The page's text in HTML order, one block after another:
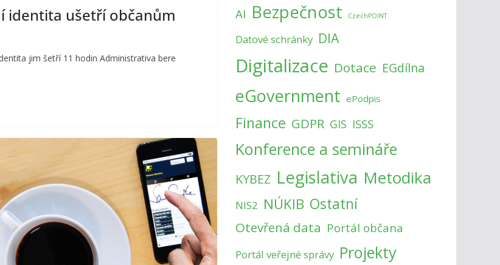
identita ušetří občanům
jim šetří 11 hodin Administrativa bere
AI Bezpečnost CzechPOINT
Datové schránky DIA
Digitalizace Dotace EGdílna
eGovernment ePodpis
Finance GDPR GIS ISSS
Konference a semináře
KYBEZ Legislativa Metodika
NIS2 NÚKIB Ostatní
Otevřená data Portál občana
Portál veřejné správy Projekty